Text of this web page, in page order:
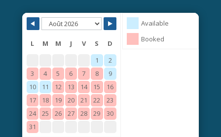
Available
Booked
L M M J V S
D
1
2
3
4 5 6 7 8
9
10
11 12 13 14 15
16
17
18 19 20 21 22
23
24
25 26 27 28 29
30
31